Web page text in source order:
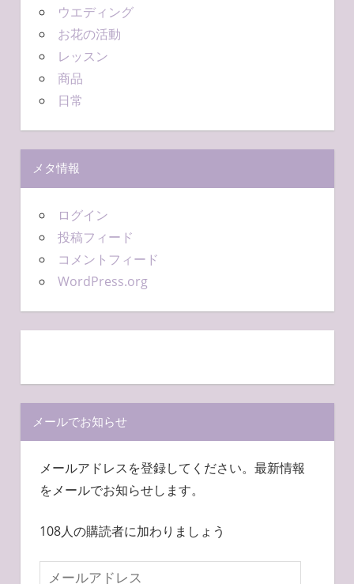
ウエディング
お花の活動
レッスン
商品
日常
メタ情報
ログイン
投稿フィード
コメントフィード
WordPress.org
メールでお知らせ
メールアドレスを登録してください。最新情報
をメールでお知らせします。
108人の購読者に加わりましょう